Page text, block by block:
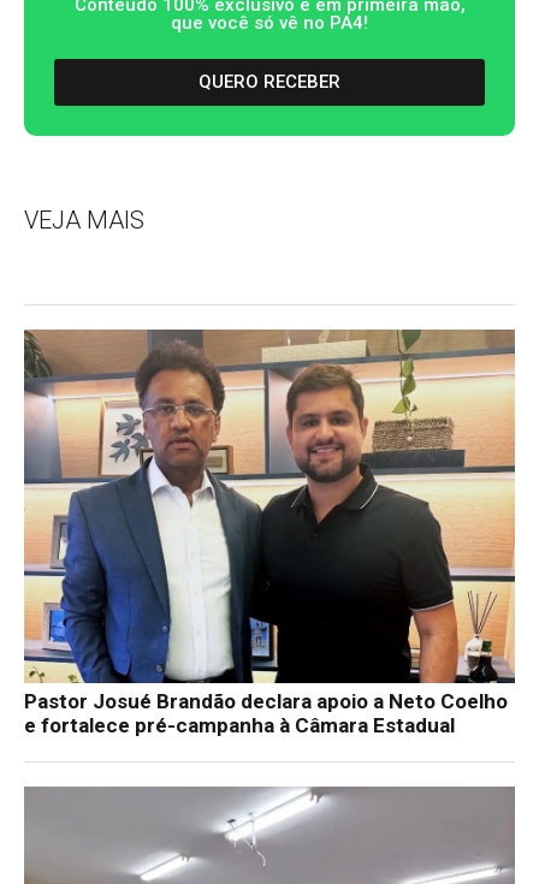
Conteúdo 100% exclusivo e em primeira mão,
que você só vê no PA4!
QUERO RECEBER
VEJA MAIS
Pastor Josué Brandão declara apoio a Neto Coelho
e fortalece pré-campanha à Câmara Estadual